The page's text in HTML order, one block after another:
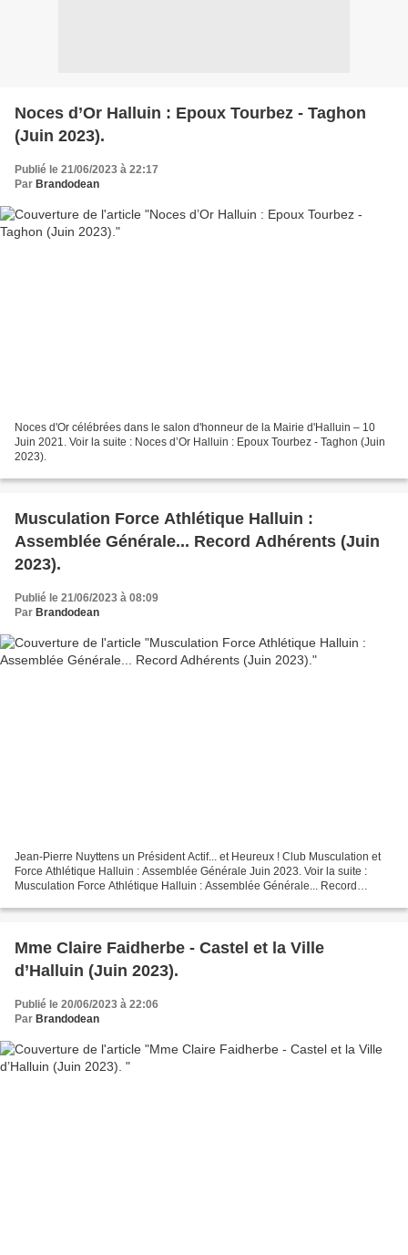
Noces d’Or Halluin : Epoux Tourbez - Taghon
(Juin 2023).
Publié le 21/06/2023 à 22:17
Par Brandodean
Noces d'Or célébrées dans le salon d'honneur de la Mairie d'Halluin – 10
Juin 2021. Voir la suite : Noces d’Or Halluin : Epoux Tourbez - Taghon (Juin
2023).
Musculation Force Athlétique Halluin :
Assemblée Générale... Record Adhérents (Juin
2023).
Publié le 21/06/2023 à 08:09
Par Brandodean
Jean-Pierre Nuyttens un Président Actif... et Heureux ! Club Musculation et
Force Athlétique Halluin : Assemblée Générale Juin 2023. Voir la suite :
Musculation Force Athlétique Halluin : Assemblée Générale... Record
Mme Claire Faidherbe - Castel et la Ville
d’Halluin (Juin 2023).
Publié le 20/06/2023 à 22:06
Par Brandodean